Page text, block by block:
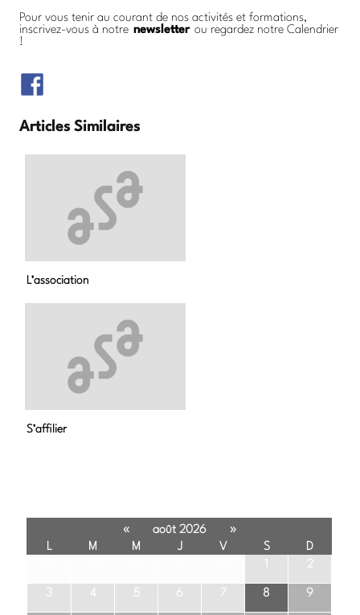
Pour vous tenir au courant de nos activités et formations,
inscrivez-vous à notre newsletter ou regardez notre Calendrier
!
Articles Similaires
L’association
S’affilier
« août 2026 »
L M M J V S
D
1 2
3 4 5 6 7 8 9